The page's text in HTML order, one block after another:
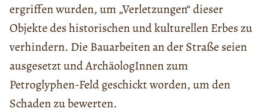
ergriffen wurden, um „Verletzungen“ dieser
Objekte des historischen und kulturellen Erbes zu
verhindern. Die Bauarbeiten an der Straße seien
ausgesetzt und ArchäologInnen zum
Petroglyphen-Feld geschickt worden, um den
Schaden zu bewerten.